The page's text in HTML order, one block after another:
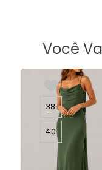
Você
38
40